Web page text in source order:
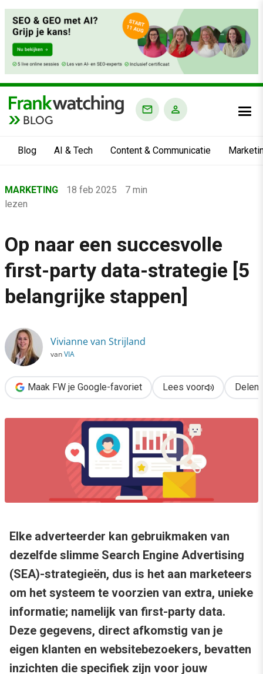
BLOG
Blog AI & Tech Content & Communicatie
›
Marketing
›
Op naar een succesvolle first-party data-strategie [5
MARKETING 18 feb 2025
7 min
lezen
Op naar een succesvolle
first-party data-strategie [5
belangrijke stappen]
Vivianne van Strijland
vanVIA
Maak FW je Google-favoriet Lees voor Delen
Elke adverteerder kan gebruikmaken van
dezelfde slimme Search Engine Advertising
(SEA)-strategieën, dus is het aan marketeers
om het systeem te voorzien van extra, unieke
informatie; namelijk van first-party data.
Deze gegevens, direct afkomstig van je
eigen klanten en websitebezoekers, bevatten
inzichten die specifiek zijn voor jouw